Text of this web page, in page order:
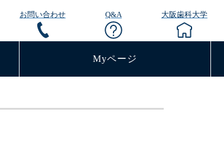
お問い合わせ Q&A 大阪歯科大学
Myページ